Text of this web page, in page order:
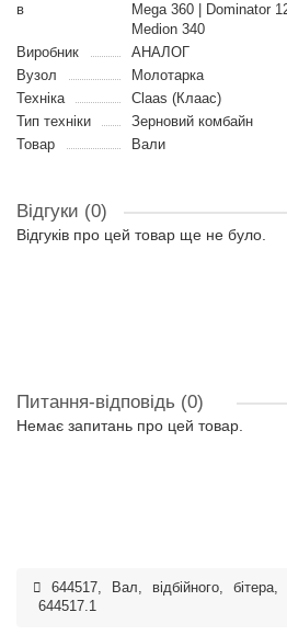
в
Mega 360 | Dominator
Medion 340
Виробник
АНАЛОГ
Вузол
Молотарка
Техніка
Claas (Клаас)
Тип техніки
Зерновий комбайн
Товар
Вали
Відгуки (0)
Відгуків про цей товар ще не було.
Питання-відповідь (0)
Немає запитань про цей товар.
644517, Вал, відбійного, бітера,
644517.1